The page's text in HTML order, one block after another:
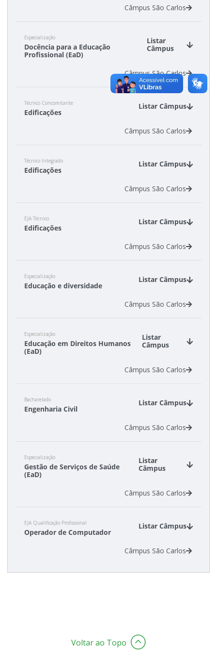
Provas e Gabaritos
Estatísticas dos Processos Seletivos
Câmpus São Carlos
Especialização
Docência para a Educação
Profissional (EaD)
Listar
Câmpus
Câmpus São Carlos
Técnico Concomitante
Edificações
Listar Câmpus
Câmpus São Carlos
Técnico Integrado
Edificações
Listar Câmpus
Câmpus São Carlos
EJA Técnico
Edificações
Listar Câmpus
Câmpus São Carlos
Especialização
Educação e diversidade
Listar Câmpus
Câmpus São Carlos
Especialização
Educação em Direitos Humanos
(EaD)
Listar
Câmpus
Câmpus São Carlos
Bacharelado
Engenharia Civil
Listar Câmpus
Câmpus São Carlos
Especialização
Gestão de Serviços de Saúde
(EaD)
Listar
Câmpus
Câmpus São Carlos
EJA Qualificação Profissional
Operador de Computador
Listar Câmpus
Câmpus São Carlos
Voltar ao Topo